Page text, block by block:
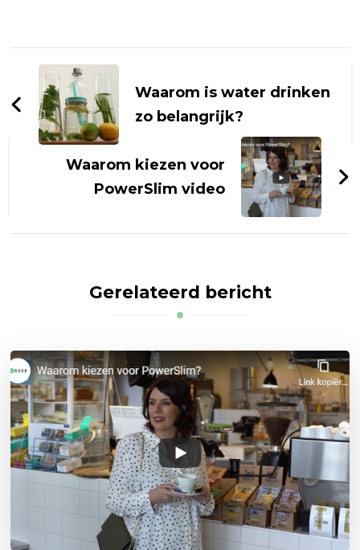
Bericht
navigatie
Waarom is water drinken
zo belangrijk?
Waarom kiezen voor
PowerSlim video
Gerelateerd bericht